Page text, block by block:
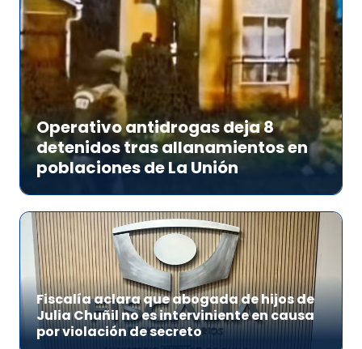
Operativo antidrogas deja 8
detenidos tras allanamientos en
poblaciones de La Unión
Fiscalía aclara que abogada de hijos de
Julia Chuñil no es interviniente en causa
por violación de secreto